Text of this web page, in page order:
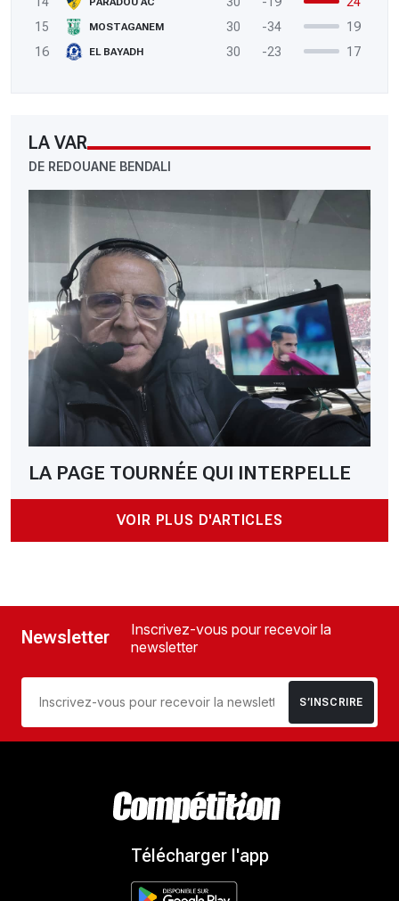
15
MOSTAGANEM 30 -34
19
16
EL BAYADH 30 -23 17
LA VAR
DE REDOUANE BENDALI
LA PAGE TOURNÉE QUI INTERPELLE
VOIR PLUS D'ARTICLES
Newsletter
Inscrivez-vous pour recevoir la
newsletter
S’INSCRIRE
Télécharger l'app